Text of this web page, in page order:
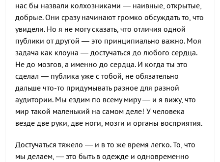
нас бы назвали колхозниками — наивные, открытые,
добрые. Они сразу начинают громко обсуждать то, что
увидели. Но я не могу сказать, что отличия одной
публики от другой — это принципиально важно. Моя
задача как клоуна — достучаться до любого сердца.
Не до мозгов, а именно до сердца. И когда ты это
сделал — публика уже с тобой, не обязательно
дальше что-то придумывать разное для разной
аудитории. Мы ездим по всему миру — и я вижу, что
мир такой маленький на самом деле! У человека
везде две руки, две ноги, мозги и органы восприятия.
Достучаться тяжело — и в то же время легко. То, что
мы делаем, — это быть в одежде и одновременно